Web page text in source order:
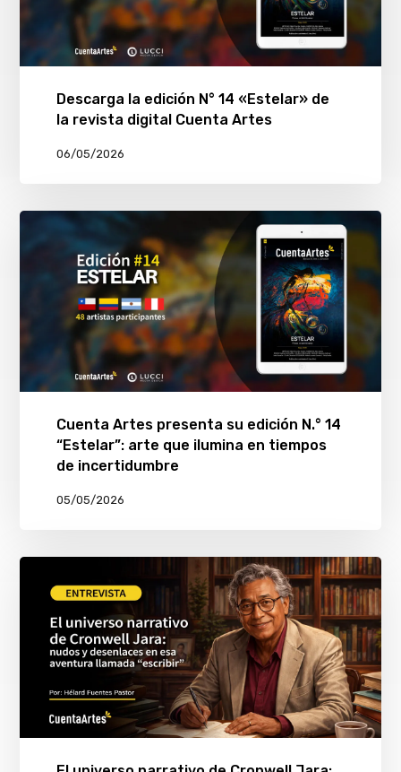
Descarga la edición N° 14 «Estelar» de
la revista digital Cuenta Artes
06/05/2026
Cuenta Artes presenta su edición N.° 14
“Estelar”: arte que ilumina en tiempos
de incertidumbre
05/05/2026